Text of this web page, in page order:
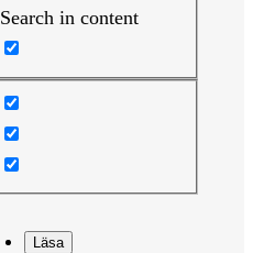
Search in content
Läsa